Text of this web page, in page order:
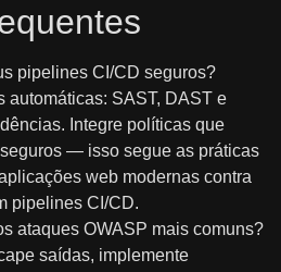
pipelines CI/CD seguros?
automáticas: SAST, DAST e
Integre políticas que
— isso segue as práticas
web modernas contra
pipelines CI/CD.
ataques OWASP mais comuns?
saídas, implemente